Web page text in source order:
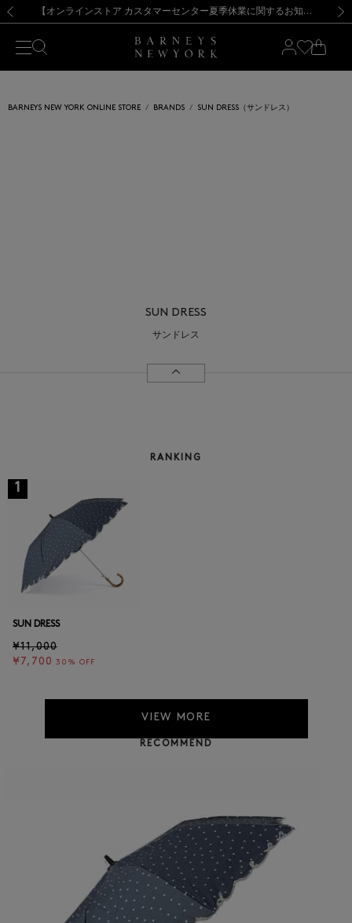
新規登録のお客様も対象！＜MY BARNEYS＞会員のお客様は11,000円（税込）以上のお買上げで常時送料無料！お買い物の際は会員登録を！
【夏季休業に伴う出荷一時停止のお知らせ】(2026.8.7) 【オンラインストア カスタマーセンター夏季休業に関するお知らせ】（2026.8.7）
【夏季休業に伴う返品・交換承り一時停止のお知らせ】（2026.8.5）
熊本県を中心とした地震の影響によるお荷物のお届けについて
【開催中】SUMMER SALEのご案内・ご注意事項 新規登録のお客様も対象！＜MY BARNEYS＞会員のお客様は11,000円（税込）以上のお買上げで常時送料無料！お買い物の際は会員登録を！
【夏季休業に伴う出荷一時停止のお知らせ】(2026.8.7)
BARNEYS NEW YORK ONLINE STORE BRANDS SUN DRESS（サンドレス）
SUN DRESS
サンドレス
RANKING
1
SUN DRESS
¥11,000
¥7,700 30% OFF
VIEW MORE
RECOMMEND